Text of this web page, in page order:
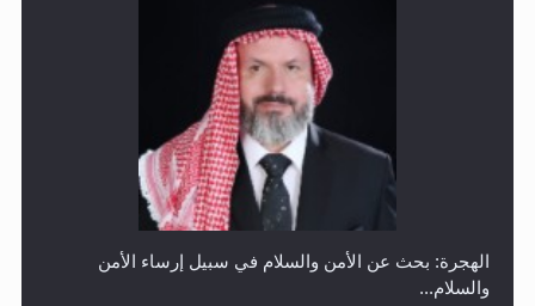
حفل توزيع الشهادات في الجامعة الأحمدية بنيجيريا لعام
رأيٌ في لغة المسيح الموعود عليه السلام ..«3» نظرة في
شعر المسيح الموعود عليه السلام.....